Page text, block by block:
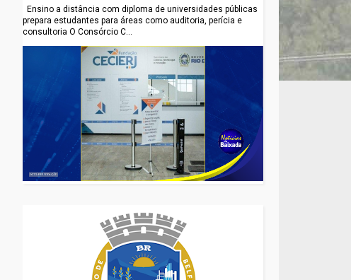
Ensino a distância com diploma de universidades públicas
prepara estudantes para áreas como auditoria, perícia e
consultoria O Consórcio C...